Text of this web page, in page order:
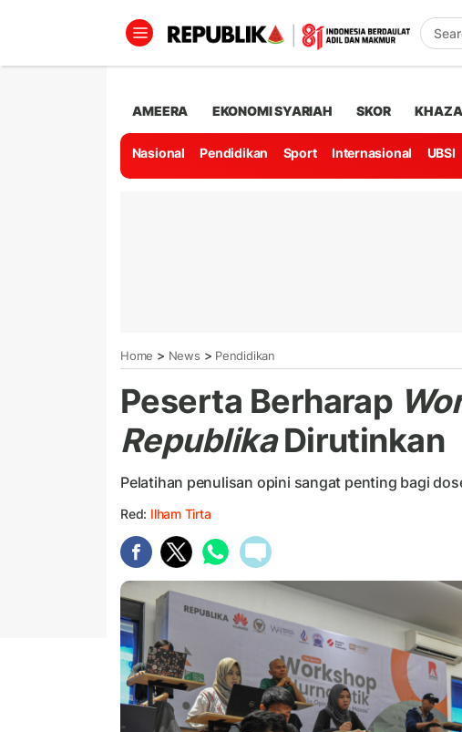
AMEERA EKONOMI SYARIAH SKOR
Nasional Pendidikan Sport Internasional UBSI
Home > News > Pendidikan
Peserta Berharap
RepublikaDirutinkan
Pelatihan penulisan opini sangat penting bagi
Red: Ilham Tirta